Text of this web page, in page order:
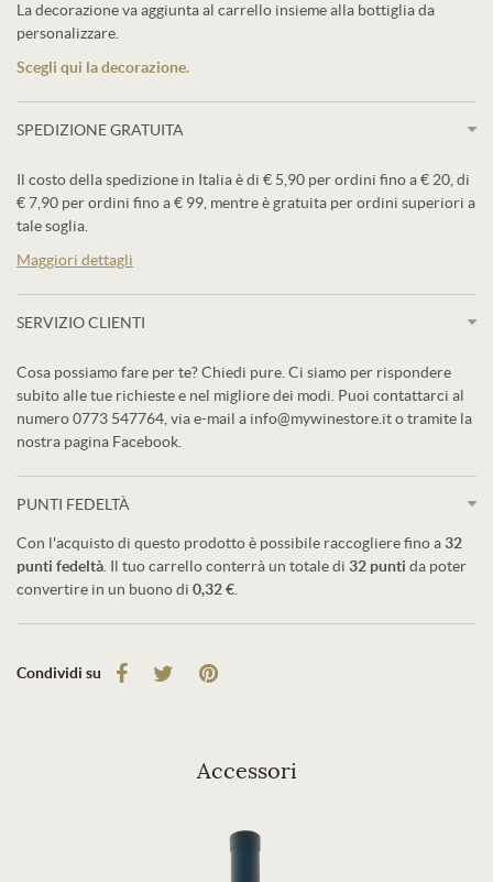
La decorazione va aggiunta al carrello insieme alla bottiglia da
personalizzare.
Scegli qui la decorazione.
SPEDIZIONE GRATUITA
Il costo della spedizione in Italia è di € 5,90 per ordini fino a € 20, di
€ 7,90 per ordini fino a € 99, mentre è gratuita per ordini superiori a
tale soglia.
Maggiori dettagli
SERVIZIO CLIENTI
Cosa possiamo fare per te? Chiedi pure. Ci siamo per rispondere
subito alle tue richieste e nel migliore dei modi. Puoi contattarci al
numero 0773 547764, via e-mail a info@mywinestore.it o tramite la
nostra pagina Facebook.
PUNTI FEDELTÀ
Con l'acquisto di questo prodotto è possibile raccogliere fino a32
punti fedeltà . Il tuo carrello conterrà un totale di 32 punti da poter
convertire in un buono di 0,32 €
Condividi su
Accessori